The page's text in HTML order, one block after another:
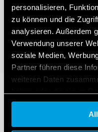
personalisieren,
zu können und die
analysieren. Außerdem
Verwendung unserer
soziale Medien,
Partner führen diese
weiteren Daten
gesammelt haben.
Cookie policy.